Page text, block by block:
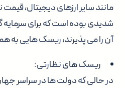
مانند سایر ارزهای دیجیتال،
شدیدی بوده است که برای سرمایه
آن را می پذیرند، ریسک هایی به
ریسک های نظارتی:
در حالی که دولت ها در سراسر